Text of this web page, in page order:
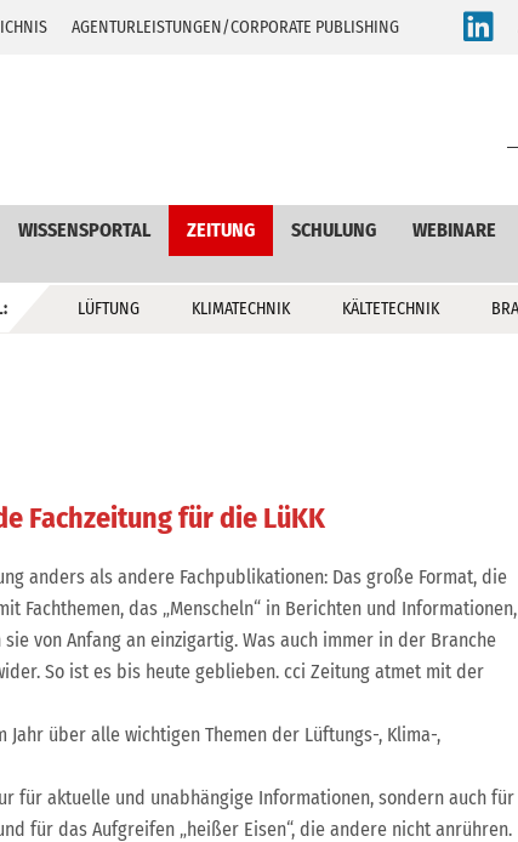
AGENTURLEISTUNGEN/CORPORATE PUBLISHING
WISSENSPORTAL ZEITUNG SCHULUNG WEBINARE
LÜFTUNG KLIMATECHNIK KÄLTETECHNIK
Fachzeitung für die LüKK
anders als andere Fachpublikationen: Das große Format, die
Fachthemen, das „Menscheln“ in Berichten und Informationen,
von Anfang an einzigartig. Was auch immer in der Branche
So ist es bis heute geblieben. cci Zeitung atmet mit der
über alle wichtigen Themen der Lüftungs-, Klima-,
für aktuelle und unabhängige Informationen, sondern auch für
für das Aufgreifen „heißer Eisen“, die andere nicht anrühren.